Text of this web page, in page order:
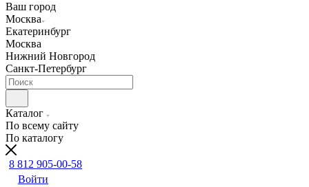
Ваш город
Москва
Екатеринбург
Москва
Нижний Новгород
Санкт-Петербург
Каталог
По всему сайту
По каталогу
8 812 905-00-58
Войти